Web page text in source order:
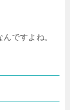
ですよね。